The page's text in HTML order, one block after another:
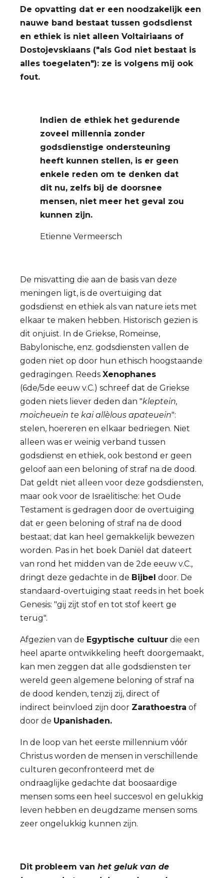
De opvatting dat er een noodzakelijk een
nauwe band bestaat tussen godsdienst
en ethiek is niet alleen Voltairiaans of
Dostojevskiaans ("als God niet bestaat is
alles toegelaten"): ze is volgens mij ook
fout.
Indien de ethiek het gedurende
zoveel millennia zonder
godsdienstige ondersteuning
heeft kunnen stellen, is er geen
enkele reden om te denken dat
dit nu, zelfs bij de doorsnee
mensen, niet meer het geval zou
kunnen zijn.
Etienne Vermeersch
De misvatting die aan de basis van deze
meningen ligt, is de overtuiging dat
godsdienst en ethiek als van nature iets met
elkaar te maken hebben. Historisch gezien is
dit onjuist. In de Griekse, Romeinse,
Babylonische, enz. godsdiensten vallen de
goden niet op door hun ethisch hoogstaande
gedragingen. Reeds Xenophanes
(6de/5de eeuw v.C.) schreef dat de Griekse
goden niets liever deden dan "kleptein,
moicheuein te kai allèlous apateuein":
stelen, hoereren en elkaar bedriegen. Niet
alleen was er weinig verband tussen
godsdienst en ethiek, ook bestond er geen
geloof aan een beloning of straf na de dood.
Dat geldt niet alleen voor deze godsdiensten,
maar ook voor de Israëlitische: het Oude
Testament is gedragen door de overtuiging
dat er geen beloning of straf na de dood
bestaat; dat kan heel gemakkelijk bewezen
worden. Pas in het boek Daniël dat dateert
van rond het midden van de 2de eeuw v.C.,
dringt deze gedachte in de Bijbel door. De
standaard-overtuiging staat reeds in het boek
Genesis: "gij zijt stof en tot stof keert ge
terug".
Afgezien van de Egyptische cultuur die een
heel aparte ontwikkeling heeft doorgemaakt,
kan men zeggen dat alle godsdiensten ter
wereld geen algemene beloning of straf na
de dood kenden, tenzij zij, direct of
indirect beïnvloed zijn door Zarathoestra of
door de Upanishaden.
In de loop van het eerste millennium vόόr
Christus worden de mensen in verschillende
culturen geconfronteerd met de
ondraaglijke gedachte dat boosaardige
mensen soms een heel succesvol en gelukkig
leven hebben en deugdzame mensen soms
zeer ongelukkig kunnen zijn.
Dit probleem van het geluk van de